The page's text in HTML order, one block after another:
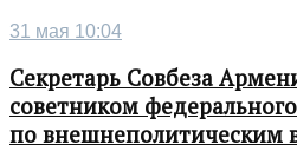
31 мая 10:04
Секретарь Совбеза
советником
по внешнеполитическим